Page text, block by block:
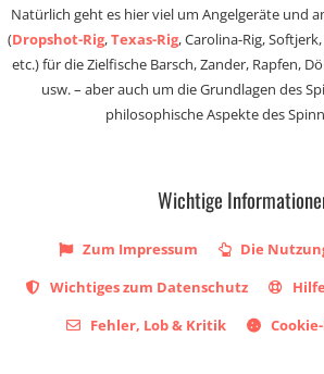
Natürlich geht es hier viel um Angelgeräte und
(Dropshot-Rig,Texas-Rig, Carolina-Rig,
etc.) für die Zielfische Barsch, Zander, Rapfen,
usw. – aber auch um die Grundlagen des
philosophische Aspekte des
Wichtige
Zum Impressum
Die
Wichtiges zum Datenschutz
Fehler, Lob & Kritik